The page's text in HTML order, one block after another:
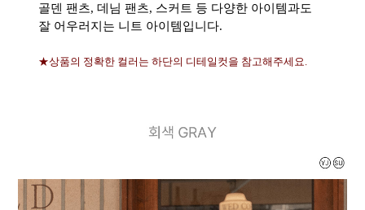
골덴 팬츠, 데님 팬츠, 스커트 등 다양한 아이템과도
잘 어우러지는 니트 아이템입니다.
★상품의 정확한 컬러는 하단의 디테일컷을 참고해주세요.